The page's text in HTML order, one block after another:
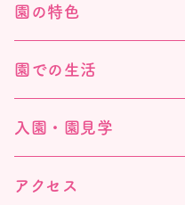
園の特色
園での生活
入園・園見学
アクセス